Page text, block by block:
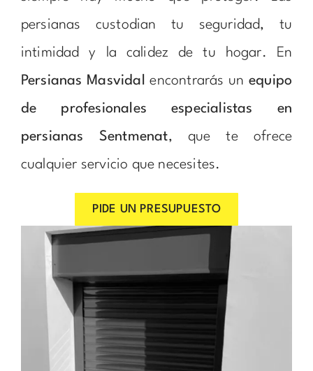
persianas custodian tu seguridad, tu
intimidad y la calidez de tu hogar. En
Persianas Masvidal
encontrarás un equipo
de profesionales especialistas en
persianas Sentmenat, que te ofrece
cualquier servicio que necesites.
PIDE UN PRESUPUESTO